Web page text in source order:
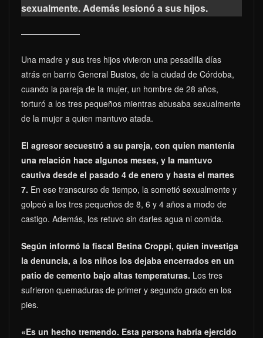
sexualmente. Además lesionó a sus hijos.
Una madre y sus tres hijos vivieron una pesadilla días
atrás en barrio General Bustos, de la ciudad de Córdoba,
cuando la pareja de la mujer, un hombre de 28 años,
torturó a los tres pequeños mientras abusaba sexualmente
de la mujer a quien mantuvo atada.
El agresor secuestró a su pareja, con quien mantenía
una relación hace algunos meses, y la mantuvo
cautiva desde el pasado 4 de enero y hasta el martes
7. En ese transcurso de tiempo, la sometió sexualmente y
golpeó a los tres pequeños de 8, 6 y 4 años a modo de
castigo. Además, los retuvo sin darles agua ni comida.
Según informó la fiscal Betina Croppi, quien investiga
la denuncia, a los niños los dejaba encerrados en un
patio de cemento bajo altas temperaturas. Los tres
sufrieron quemaduras de primer y segundo grado en los
pies.
«Es un hecho tremendo. Esta persona habría ejercido